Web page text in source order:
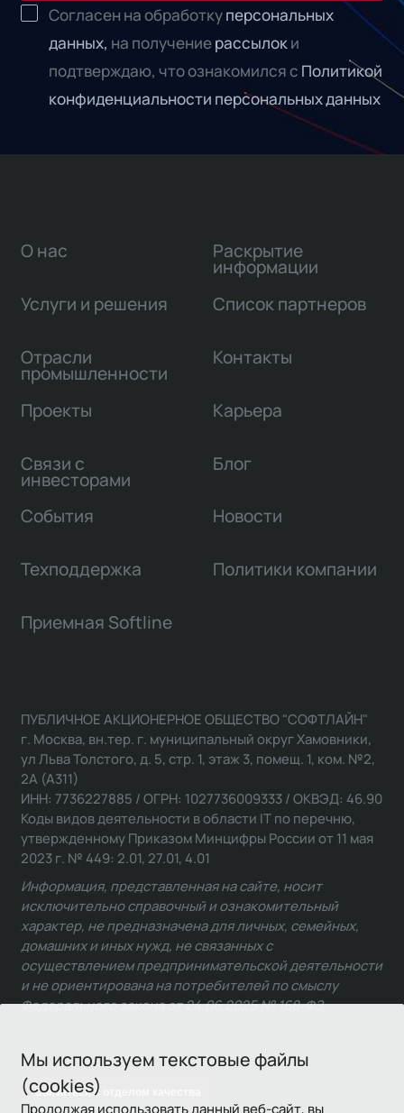
Согласен на обработкуперсональных
данных, на получениерассылоки
подтверждаю, что ознакомился с Политикой
конфиденциальности персональных данных
Мы используем текстовые файлы
(cookies)
Продолжая использовать данный веб-сайт, вы
О нас
Услуги и решения
Отрасли
промышленности
Проекты
Связи с
инвесторами
Раскрытие
информации
Список партнеров
Контакты
Карьера
Блог
События Новости
Техподдержка Политики компании
Приемная Softline
Связаться с отделом качества
ПУБЛИЧНОЕ АКЦИОНЕРНОЕ ОБЩЕСТВО "СОФТЛАЙН"
г. Москва, вн.тер. г. муниципальный округ Хамовники,
ул Льва Толстого, д. 5, стр. 1, этаж 3, помещ. 1, ком. №2,
2А (А311)
ИНН: 7736227885 / ОГРН: 1027736009333 / ОКВЭД: 46.90
Коды видов деятельности в области IT по перечню,
утвержденному Приказом Минцифры России от 11 мая
2023 г. № 449: 2.01, 27.01, 4.01
Информация, представленная на сайте, носит
исключительно справочный и ознакомительный
характер, не предназначена для личных, семейных,
домашних и иных нужд, не связанных с
осуществлением предпринимательской деятельности
и не ориентирована на потребителей по смыслу
Федерального закона от 24.06.2025 № 168-ФЗ.